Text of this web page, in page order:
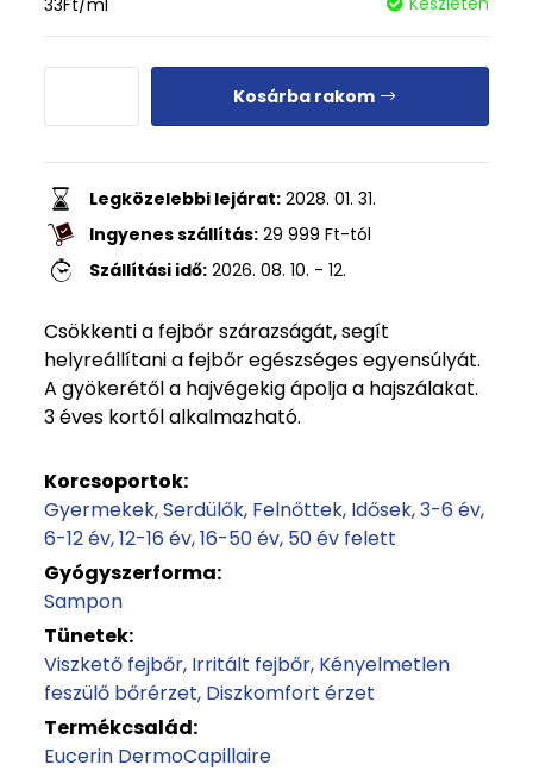
33Ft/ml
Kosárba rakom
Legközelebbi lejárat: 2028. 01. 31.
Ingyenes szállítás: 29 999 Ft-tól
Szállítási idő: 2026. 08. 10. - 12.
Csökkenti a fejbőr szárazságát, segít
helyreállítani a fejbőr egészséges egyensúlyát.
A gyökerétől a hajvégekig ápolja a hajszálakat.
3 éves kortól alkalmazható.
Korcsoportok:
Gyermekek Serdülők Felnőttek Idősek 3-6 év
6-12 év 12-16 év 16-50 év 50 év felett
Gyógyszerforma:
Sampon
Tünetek:
Viszkető fejbőr Irritált fejbőr Kényelmetlen
feszülő bőrérzet Diszkomfort érzet
Termékcsalád:
Eucerin DermoCapillaire